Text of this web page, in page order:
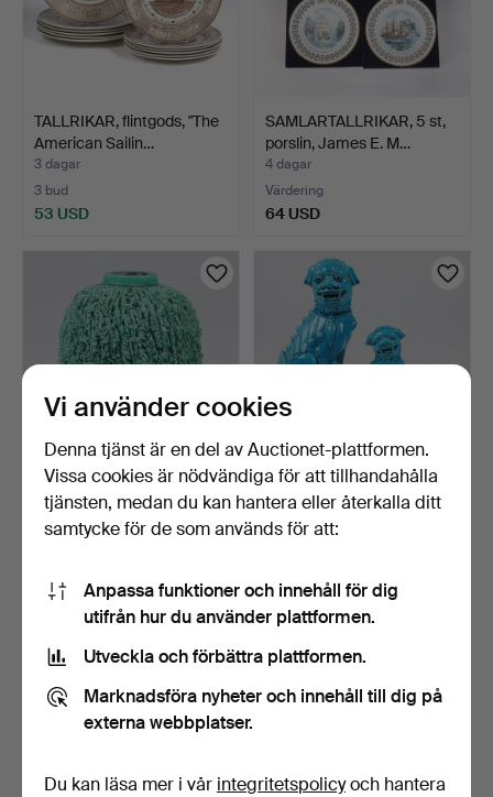
TALLRIKAR, flintgods, "The
American Sailin…
3 dagar
3 bud
53 USD
SAMLARTALLRIKAR, 5 st,
porslin, James E. M…
4 dagar
Värdering
64 USD
GUNNAR NYLUND. Vas,
chamotte, s.k. igelkot…
4 dagar
579 USD
FOHUNDAR, 3 st. porslin,
Kina.
4 dagar
32 USD
Vi använder cookies
Denna tjänst är en del av Auctionet-plattformen.
Vissa cookies är nödvändiga för att tillhandahålla
tjänsten, medan du kan hantera eller återkalla ditt
samtycke för de som används för att:
Anpassa funktioner och innehåll för dig
utifrån hur du använder plattformen.
Utveckla och förbättra plattformen.
Marknadsföra nyheter och innehåll till dig på
externa webbplatser.
Du kan läsa mer i vår integritetspolicyoch hantera